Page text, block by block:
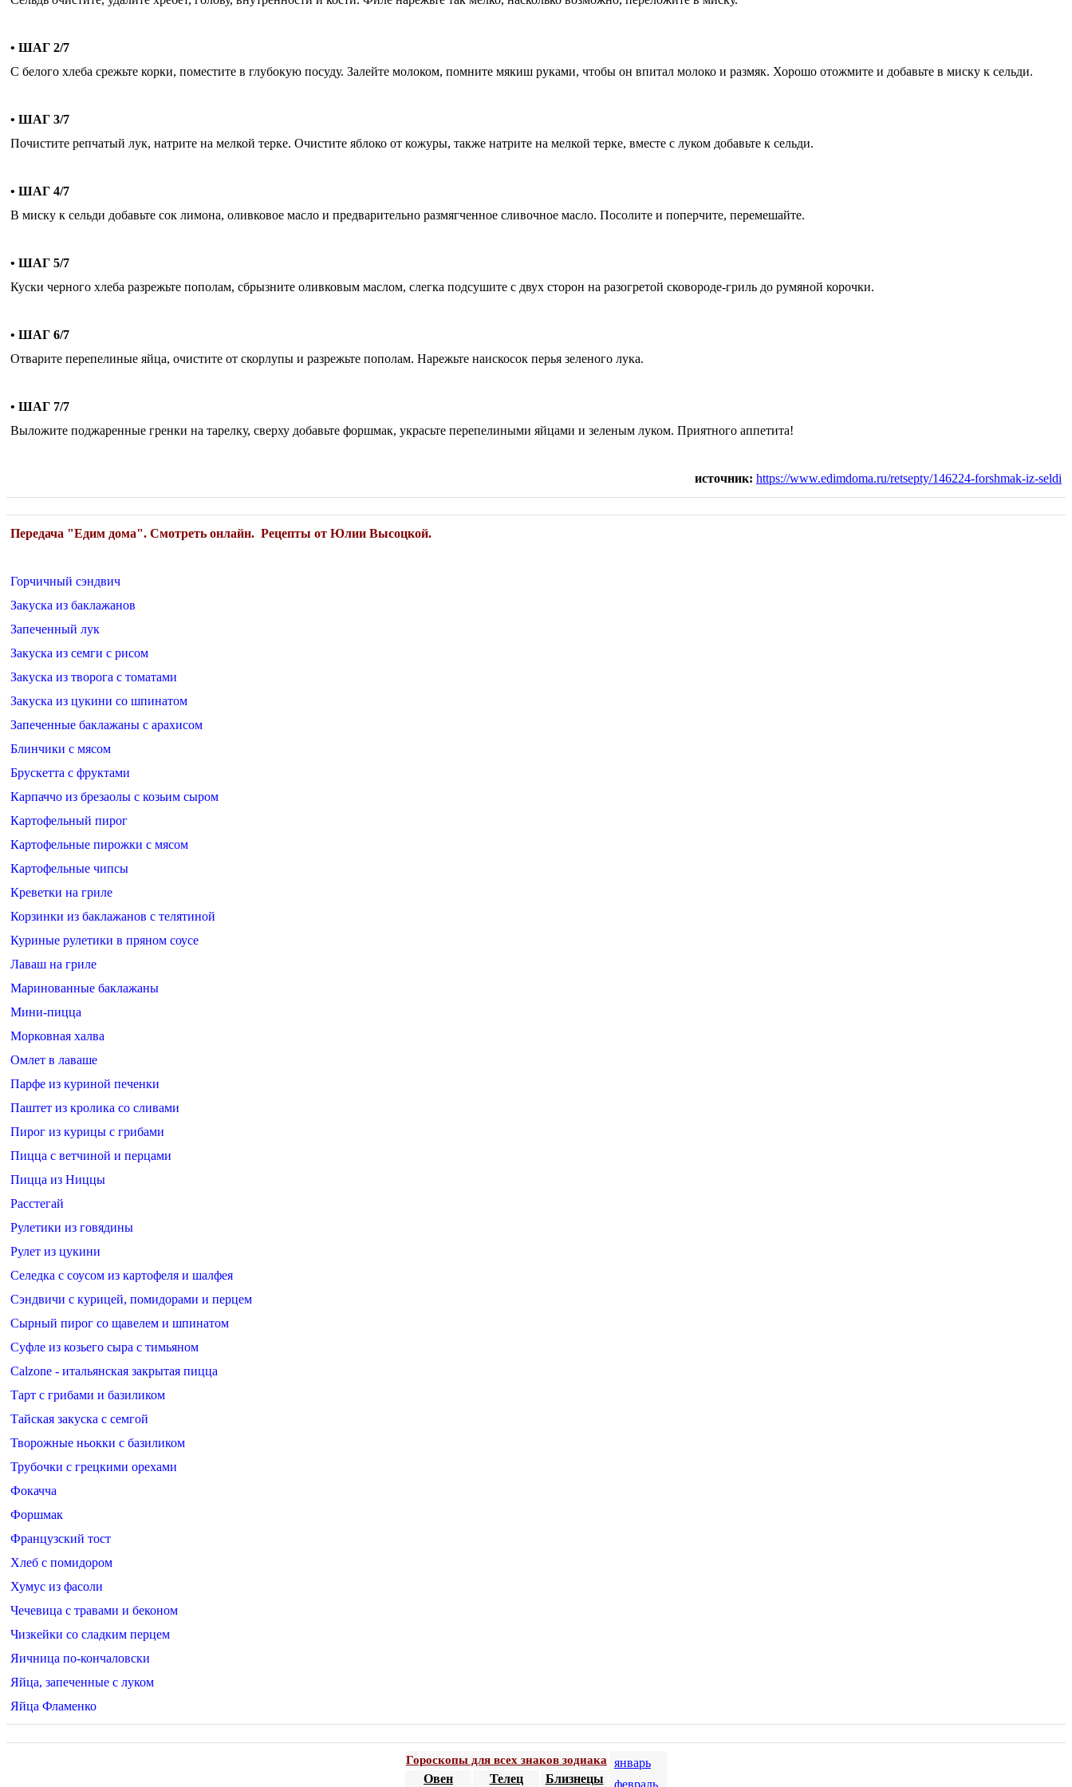
• ШАГ 2/7
С белого хлеба срежьте корки, поместите в глубокую посуду. Залейте молоком, помните мякиш руками, чтобы он впитал молоко и размяк. Хорошо отожмите и добавьте в миску к сельди.
• ШАГ 3/7
Почистите репчатый лук, натрите на мелкой терке. Очистите яблоко от кожуры, также натрите на мелкой терке, вместе с луком добавьте к сельди.
• ШАГ 4/7
В миску к сельди добавьте сок лимона, оливковое масло и предварительно размягченное сливочное масло. Посолите и поперчите, перемешайте.
• ШАГ 5/7
Куски черного хлеба разрежьте пополам, сбрызните оливковым маслом, слегка подсушите с двух сторон на разогретой сковороде-гриль до румяной корочки.
• ШАГ 6/7
Отварите перепелиные яйца, очистите от скорлупы и разрежьте пополам. Нарежьте наискосок перья зеленого лука.
• ШАГ 7/7
Выложите поджаренные гренки на тарелку, сверху добавьте форшмак, украсьте перепелиными яйцами и зеленым луком. Приятного аппетита!
источник: https://www.edimdoma.ru/retsepty/146224-forshmak-iz-seldi
Передача "Едим дома". Смотреть онлайн. Рецепты от Юлии Высоцкой.
Горчичный сэндвич
Закуска из баклажанов
Запеченный лук
Закуска из семги с рисом
Закуска из творога с томатами
Закуска из цукини со шпинатом
Запеченные баклажаны с арахисом
Блинчики с мясом
Брускетта с фруктами
Карпаччо из брезаолы с козьим сыром
Картофельный пирог
Картофельные пирожки с мясом
Картофельные чипсы
Креветки на гриле
Корзинки из баклажанов с телятиной
Куриные рулетики в пряном соусе
Лаваш на гриле
Маринованные баклажаны
Мини-пицца
Морковная халва
Омлет в лаваше
Парфе из куриной печенки
Паштет из кролика со сливами
Пирог из курицы с грибами
Пицца с ветчиной и перцами
Пицца из Ниццы
Расстегай
Рулетики из говядины
Рулет из цукини
Селедка с соусом из картофеля и шалфея
Сэндвичи с курицей, помидорами и перцем
Сырный пирог со щавелем и шпинатом
Суфле из козьего сыра с тимьяном
Calzone - итальянская закрытая пицца
Тарт с грибами и базиликом
Тайская закуска с семгой
Творожные ньокки с базиликом
Трубочки с грецкими орехами
Фокачча
Форшмак
Французский тост
Хлеб с помидором
Хумус из фасоли
Чечевица с травами и беконом
Чизкейки со сладким перцем
Яичница по-кончаловски
Яйца, запеченные с луком
Яйца Фламенко
Гороскопы для всех знаков зодиака
январь
февраль
Овен Телец Близнецы